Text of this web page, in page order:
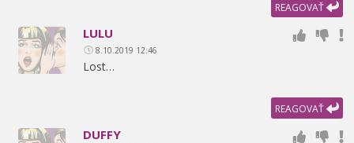
REAGOVAŤ
LULU
8.10.2019 12:46
Lost…
REAGOVAŤ
DUFFY